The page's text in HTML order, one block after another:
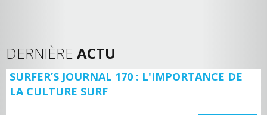
DERNIÈRE ACTU
SURFER’S JOURNAL 170 : L'IMPORTANCE DE
LA CULTURE SURF